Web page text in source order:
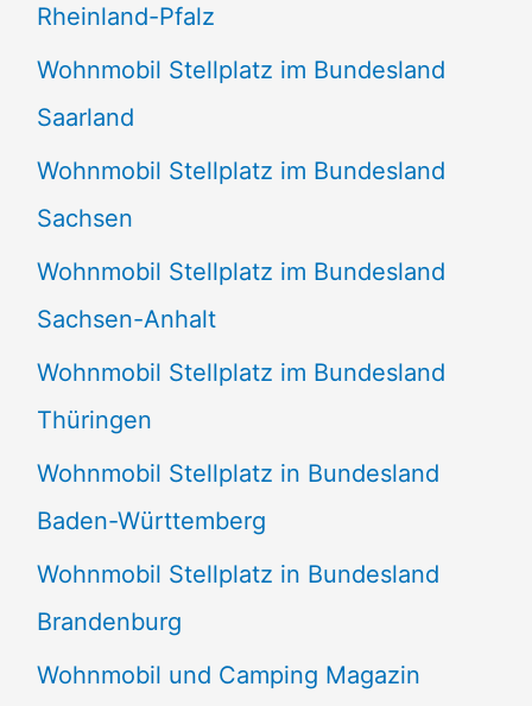
Rheinland-Pfalz
Wohnmobil Stellplatz im Bundesland
Saarland
Wohnmobil Stellplatz im Bundesland
Sachsen
Wohnmobil Stellplatz im Bundesland
Sachsen-Anhalt
Wohnmobil Stellplatz im Bundesland
Thüringen
Wohnmobil Stellplatz in Bundesland
Baden-Württemberg
Wohnmobil Stellplatz in Bundesland
Brandenburg
Wohnmobil und Camping Magazin